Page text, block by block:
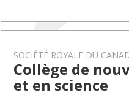
SOCIÉTÉ ROYALE DU
Collège de
et en science